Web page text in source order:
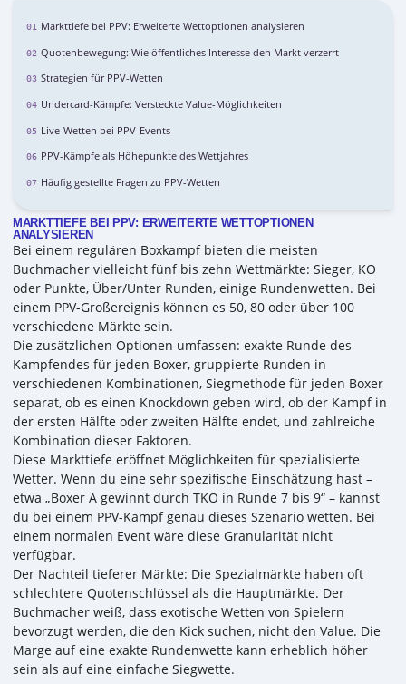
Markttiefe bei PPV: Erweiterte Wettoptionen analysieren
Quotenbewegung: Wie öffentliches Interesse den Markt verzerrt
Strategien für PPV-Wetten
Undercard-Kämpfe: Versteckte Value-Möglichkeiten
Live-Wetten bei PPV-Events
PPV-Kämpfe als Höhepunkte des Wettjahres
Häufig gestellte Fragen zu PPV-Wetten
MARKTTIEFE BEI PPV: ERWEITERTE WETTOPTIONEN
ANALYSIEREN
Bei einem regulären Boxkampf bieten die meisten
Buchmacher vielleicht fünf bis zehn Wettmärkte: Sieger, KO
oder Punkte, Über/Unter Runden, einige Rundenwetten. Bei
einem PPV-Großereignis können es 50, 80 oder über 100
verschiedene Märkte sein.
Die zusätzlichen Optionen umfassen: exakte Runde des
Kampfendes für jeden Boxer, gruppierte Runden in
verschiedenen Kombinationen, Siegmethode für jeden Boxer
separat, ob es einen Knockdown geben wird, ob der Kampf in
der ersten Hälfte oder zweiten Hälfte endet, und zahlreiche
Kombination dieser Faktoren.
Diese Markttiefe eröffnet Möglichkeiten für spezialisierte
Wetter. Wenn du eine sehr spezifische Einschätzung hast –
etwa „Boxer A gewinnt durch TKO in Runde 7 bis 9“ – kannst
du bei einem PPV-Kampf genau dieses Szenario wetten. Bei
einem normalen Event wäre diese Granularität nicht
verfügbar.
Der Nachteil tieferer Märkte: Die Spezialmärkte haben oft
schlechtere Quotenschlüssel als die Hauptmärkte. Der
Buchmacher weiß, dass exotische Wetten von Spielern
bevorzugt werden, die den Kick suchen, nicht den Value. Die
Marge auf eine exakte Rundenwette kann erheblich höher
sein als auf eine einfache Siegwette.